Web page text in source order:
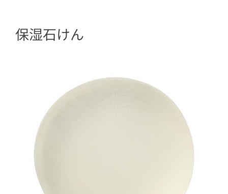
10ほぐしテトラ
保湿石けん